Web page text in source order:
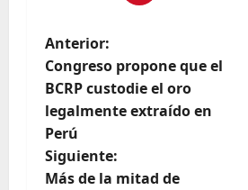
Anterior:
Congreso propone que el
BCRP custodie el oro
legalmente extraído en
Perú
Siguiente:
Más de la mitad de